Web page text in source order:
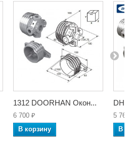
1312 DOORHAN Окон...
6 700 ₽
В корзину
5 762
В